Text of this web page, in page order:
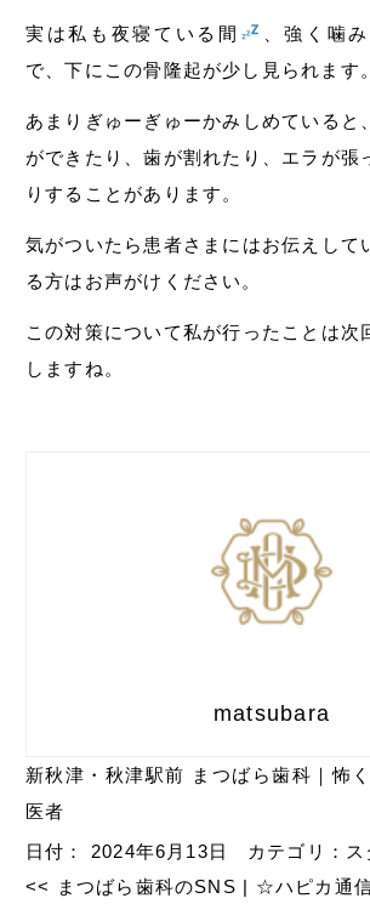
実は私も夜寝ている間
、強く噛
で、下にこの骨隆起が少し見られます。
あまりぎゅーぎゅーかみしめていると
ができたり、歯が割れたり、エラが張
りすることがあります。
気がついたら患者さまにはお伝えして
る方はお声がけください。
この対策について私が行ったことは次
しますね。
matsubara
新秋津・秋津駅前 まつばら歯科｜怖
医者
日付： 2024年6月13日 カテゴリ： ス
<<
まつばら歯科のSNS | ☆ハピカ通